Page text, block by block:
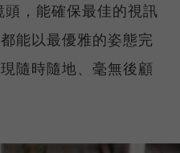
，能確保最佳的視訊
能以最優雅的姿態完
隨時隨地、毫無後顧